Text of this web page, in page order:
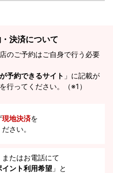
決済について
のご予約はご自身で行う必要
予約できるサイト 」に記載が
行ってください。（※1）
現地決済を
さい。
たはお電話にて
ント利用希望 」と